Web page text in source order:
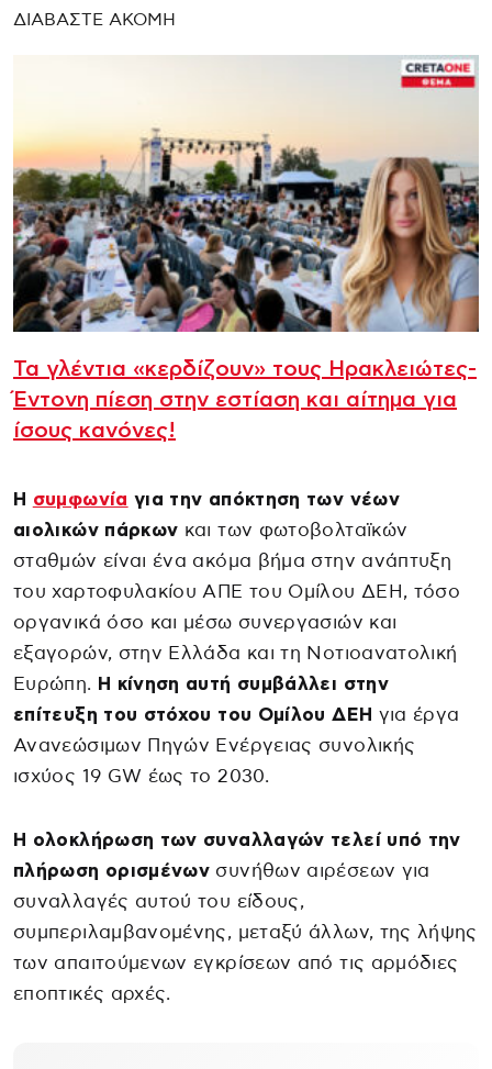
ΔΙΑΒΑΣΤΕ ΑΚΟΜΗ
Τα γλέντια «κερδίζουν» τους Ηρακλειώτες-
Έντονη πίεση στην εστίαση και αίτημα για
ίσους κανόνες!
Η συμφωνία για την απόκτηση των νέων
αιολικών πάρκων και των φωτοβολταϊκών
σταθμών είναι ένα ακόμα βήμα στην ανάπτυξη
του χαρτοφυλακίου ΑΠΕ του Ομίλου ΔΕΗ, τόσο
οργανικά όσο και μέσω συνεργασιών και
εξαγορών, στην Ελλάδα και τη Νοτιοανατολική
Ευρώπη. Η κίνηση αυτή συμβάλλει στην
επίτευξη του στόχου του Ομίλου ΔΕΗ για έργα
Ανανεώσιμων Πηγών Ενέργειας συνολικής
ισχύος 19 GW έως το 2030.
Η ολοκλήρωση των συναλλαγών τελεί υπό την
πλήρωση ορισμένων συνήθων αιρέσεων για
συναλλαγές αυτού του είδους,
συμπεριλαμβανομένης, μεταξύ άλλων, της λήψης
των απαιτούμενων εγκρίσεων από τις αρμόδιες
εποπτικές αρχές.